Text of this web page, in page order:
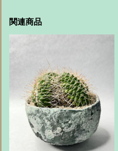
関連商品